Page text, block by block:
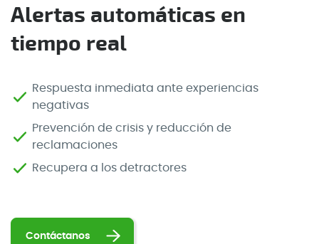
Alertas automáticas en
tiempo real
Respuesta inmediata ante experiencias
negativas
Prevención de crisis y reducción de
reclamaciones
Recupera a los detractores
Contáctanos